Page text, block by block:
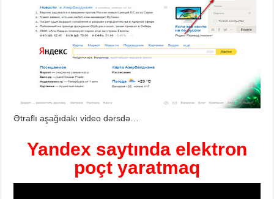
Ətraflı aşağıdakı video dərsdə…
Yandex saytında elektron
poçt yaratmaq